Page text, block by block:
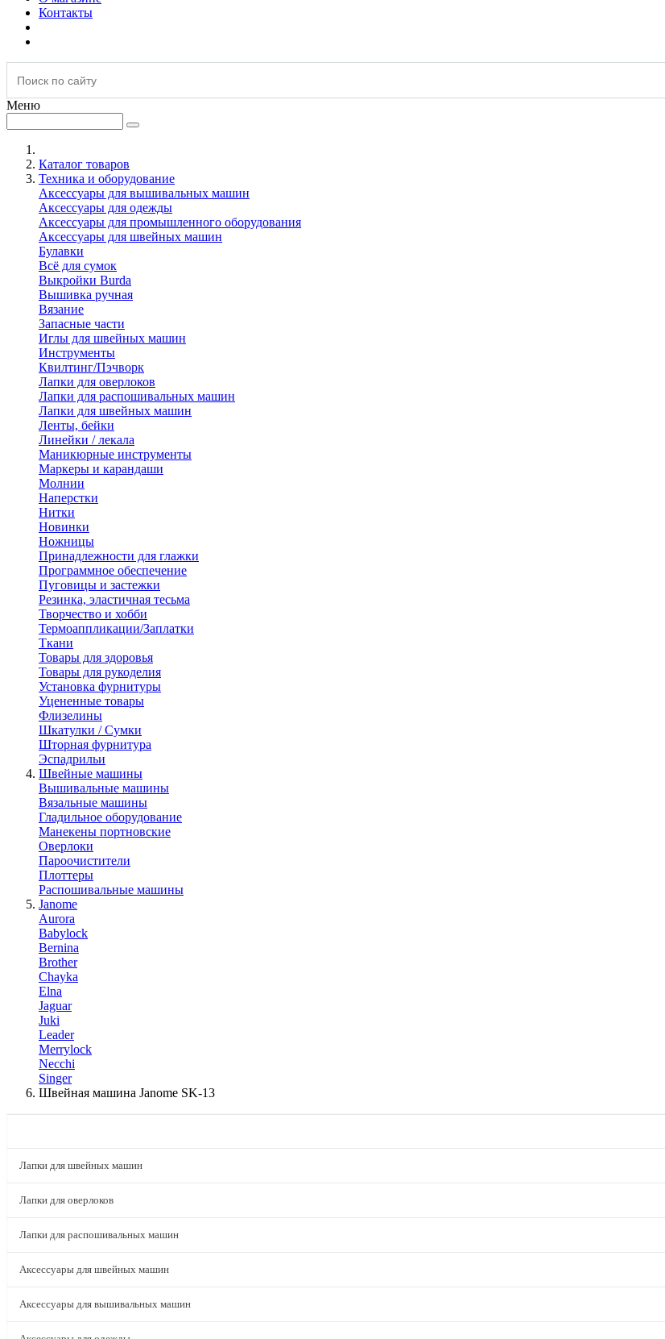
Контакты
Меню
Каталог товаров
Техника и оборудование
Аксессуары для вышивальных машин
Аксессуары для одежды
Аксессуары для промышленного оборудования
Аксессуары для швейных машин
Булавки
Всё для сумок
Выкройки Burda
Вышивка ручная
Вязание
Запасные части
Иглы для швейных машин
Инструменты
Квилтинг/Пэчворк
Лапки для оверлоков
Лапки для распошивальных машин
Лапки для швейных машин
Ленты, бейки
Линейки / лекала
Маникюрные инструменты
Маркеры и карандаши
Молнии
Наперстки
Нитки
Новинки
Ножницы
Принадлежности для глажки
Программное обеспечение
Пуговицы и застежки
Резинка, эластичная тесьма
Творчество и хобби
Термоаппликации/Заплатки
Ткани
Товары для здоровья
Товары для рукоделия
Установка фурнитуры
Уцененные товары
Флизелины
Шкатулки / Сумки
Шторная фурнитура
Эспадрильи
Швейные машины
Вышивальные машины
Вязальные машины
Гладильное оборудование
Манекены портновские
Оверлоки
Пароочистители
Плоттеры
Распошивальные машины
Janome
Aurora
Babylock
Bernina
Brother
Chayka
Elna
Jaguar
Juki
Leader
Merrylock
Necchi
Singer
Швейная машина Janome SK-13
Лапки для швейных машин
Лапки для оверлоков
Лапки для распошивальных машин
Аксессуары для швейных машин
Аксессуары для вышивальных машин